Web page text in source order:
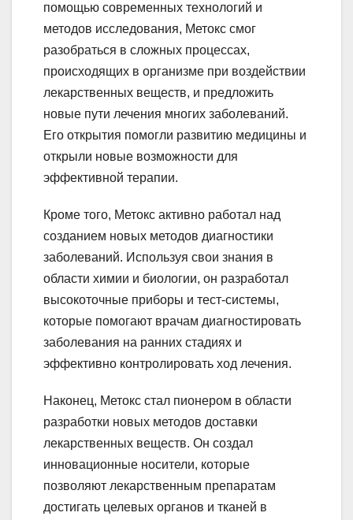
помощью современных технологий и
методов исследования, Метокс смог
разобраться в сложных процессах,
происходящих в организме при воздействии
лекарственных веществ, и предложить
новые пути лечения многих заболеваний.
Его открытия помогли развитию медицины и
открыли новые возможности для
эффективной терапии.
Кроме того, Метокс активно работал над
созданием новых методов диагностики
заболеваний. Используя свои знания в
области химии и биологии, он разработал
высокоточные приборы и тест-системы,
которые помогают врачам диагностировать
заболевания на ранних стадиях и
эффективно контролировать ход лечения.
Наконец, Метокс стал пионером в области
разработки новых методов доставки
лекарственных веществ. Он создал
инновационные носители, которые
позволяют лекарственным препаратам
достигать целевых органов и тканей в